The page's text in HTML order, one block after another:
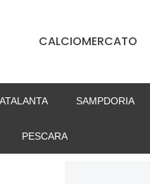
CALCIOMERCATO
ATALANTA SAMPDORIA
PESCARA